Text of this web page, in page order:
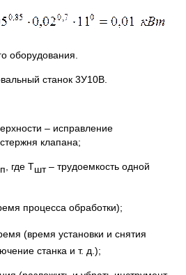
оборудования.
станок 3У10В.
– исправление
клапана;
п , где Тшт– трудоемкость одной
процесса обработки);
(время установки и снятия
станка и т. д.);